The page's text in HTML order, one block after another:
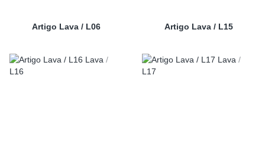
Artigo Lava / L06 Artigo Lava / L15